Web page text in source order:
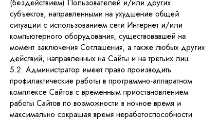
(бездействием) Пользователей и/или других
субъектов, направленными на ухудшение общей
ситуации с использованием сети Интернет и/или
компьютерного оборудования, существовавшей на
момент заключения Соглашения, а также любых других
действий, направленных на Сайты и на третьих лиц.
5.2. Администратор имеет право производить
профилактические работы в программно-аппаратном
комплексе Сайтов с временным приостановлением
работы Сайтов по возможности в ночное время и
максимально сокращая время неработоспособности